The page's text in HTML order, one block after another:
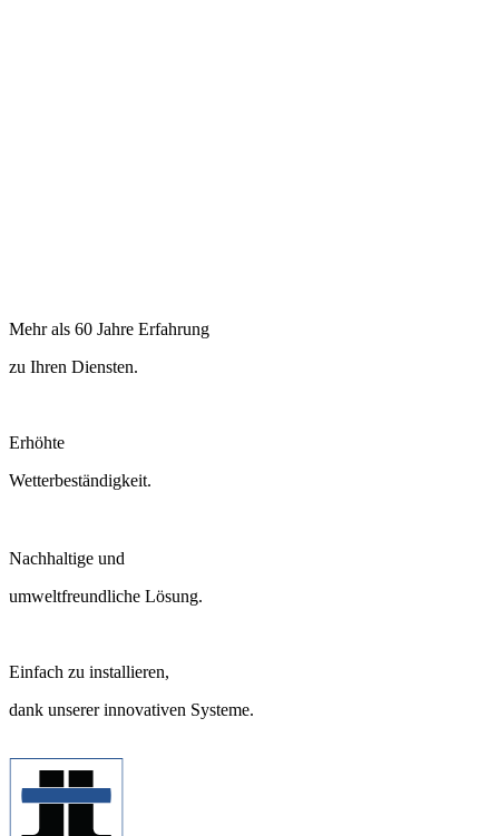
Mehr als 60 Jahre Erfahrung
zu Ihren Diensten.
Erhöhte
Wetterbeständigkeit.
Nachhaltige und
umweltfreundliche Lösung.
Einfach zu installieren,
dank unserer innovativen Systeme.